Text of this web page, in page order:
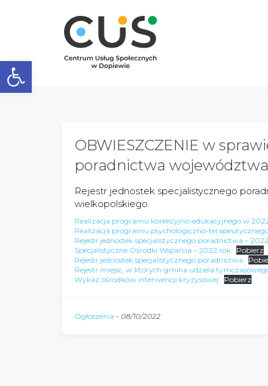
Otwórz pasek narzędzi
OBWIESZCZENIE w
poradnictwa
Rejestr jednostek specjalistycznego
wielkopolskiego.
Realizacja programu korekcyjno-edukacyjnego w
Realizacja programu psychologiczno-
Rejestr jednostek specjalistycznego poradnictwa –
Specjalistyczne Ośrodki Wsparcia – 2022 rok
Pobierz
Rejestr jednostek specjalistycznego poradnictwa
Rejestr miejsc, w których gmina udziela
Wykaz ośrodków interwencji kryzysowej
Pobierz
Ogłoszenia - 08/10/2022